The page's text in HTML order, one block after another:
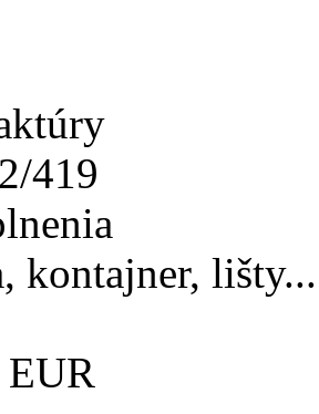
419
kontajner, lišty...
EUR